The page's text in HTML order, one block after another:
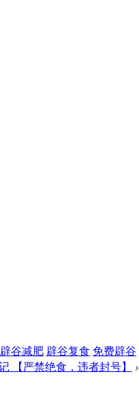
辟谷减肥 辟谷复食 免费辟谷
【严禁绝食，违者封号】 ›